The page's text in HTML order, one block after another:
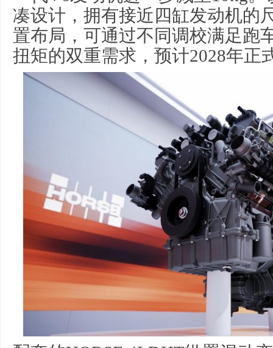
凑设计，拥有接近四缸发动机的
置布局，可通过不同调校满足跑
扭矩的双重需求，预计2028年正